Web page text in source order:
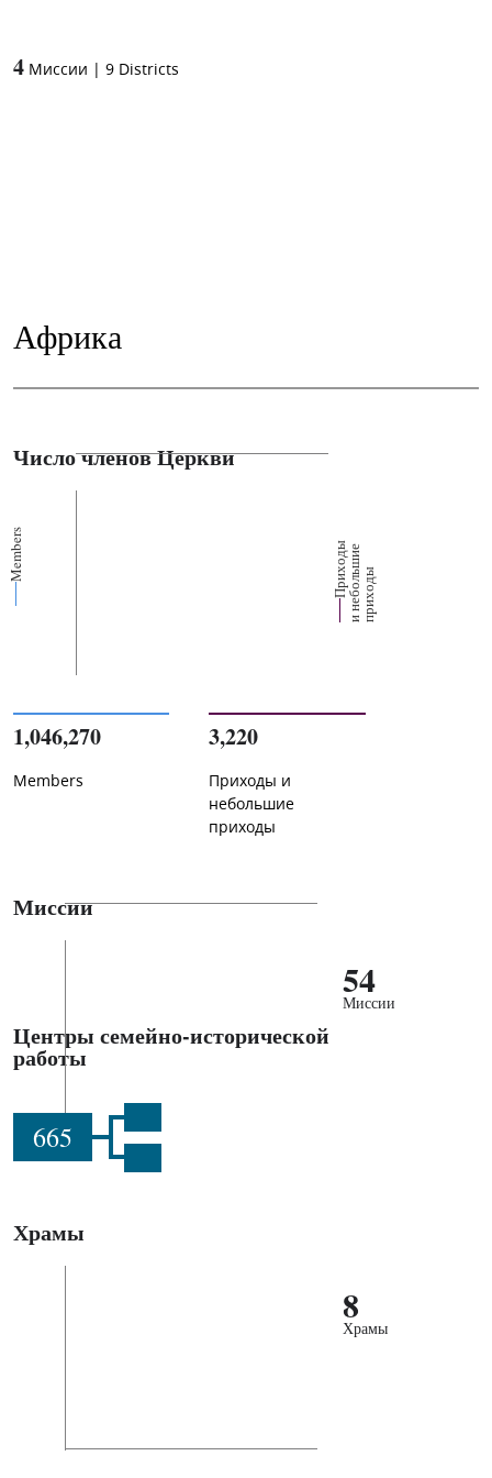
4 Миссии | 9 Districts
Африка
Число членов Церкви
Members П
р
их
о
д
ы
и
н
е
б
о
ль
ш
ие
п
р
и
х
о
ды
1,046,270
Members
3,220
Приходы и
небольшие
приходы
Миссии
54
Миссии
Центры семейно-исторической
работы
665
Храмы
8
Храмы